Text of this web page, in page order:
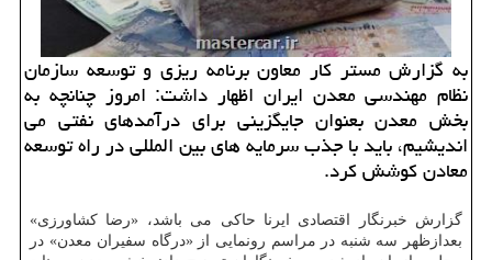
به گزارش مستر کار معاون برنامه ریزی و توسعه سازمان
نظام مهندسی معدن ایران اظهار داشت: امروز چنانچه به
بخش معدن بعنوان جایگزینی برای درآمدهای نفتی می
اندیشیم، باید با جذب سرمایه های بین المللی در راه توسعه
معادن کوشش کرد.
گزارش خبرنگار اقتصادی ایرنا حاکی می باشد، «رضا کشاورزی»
بعدازظهر سه شنبه در مراسم رونمایی از «درگاه سفیران معدن» در